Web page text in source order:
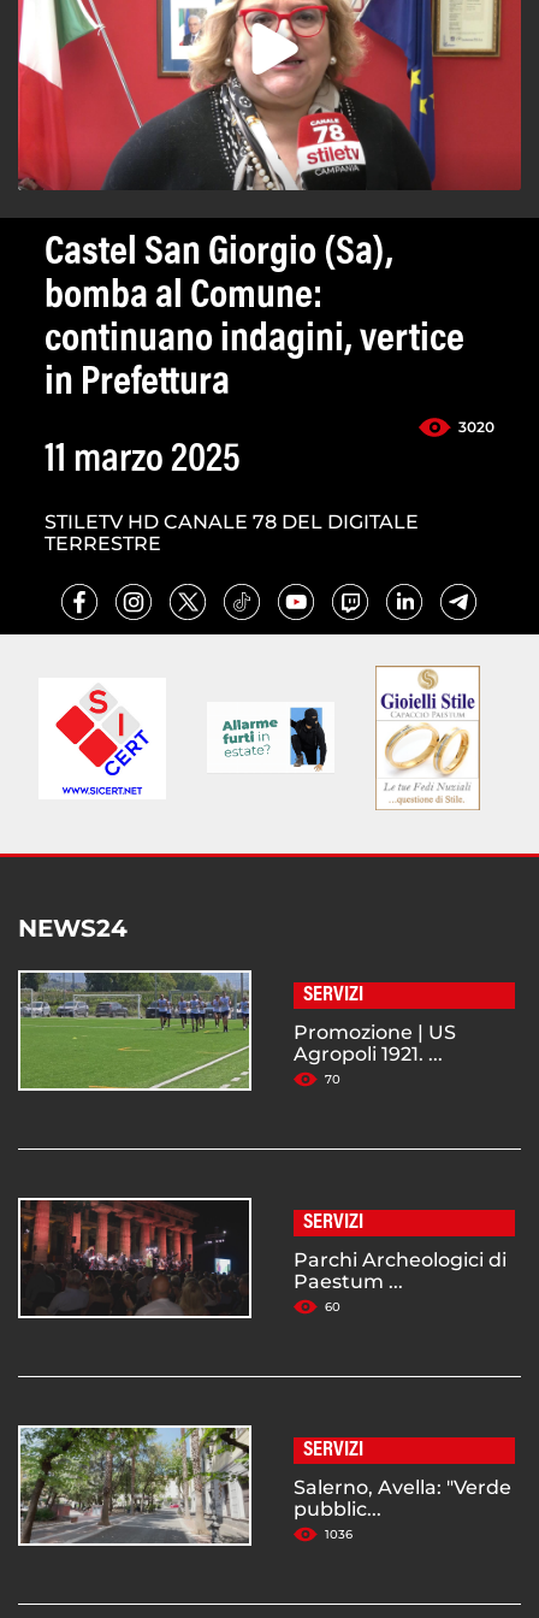
Castel San Giorgio (Sa),
bomba al Comune:
continuano indagini, vertice
in Prefettura
3020
11 marzo 2025
STILETV HD CANALE 78 DEL DIGITALE
TERRESTRE
NEWS24
SERVIZI
Promozione | US
Agropoli 1921. ...
70
SERVIZI
Parchi Archeologici di
Paestum ...
60
SERVIZI
Salerno, Avella: "Verde
pubblic...
1036